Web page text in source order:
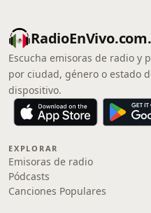
Escucha emisoras de radio y
por ciudad, género o estado
dispositivo.
EXPLORAR
Emisoras de radio
Pódcasts
Canciones Populares